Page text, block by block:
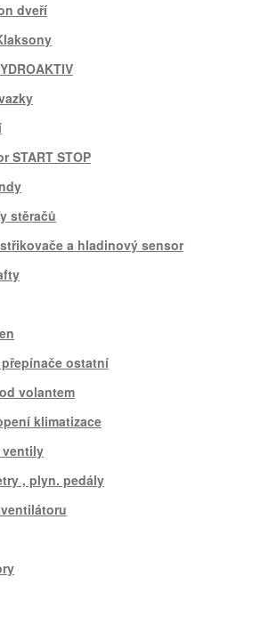
dveří
START STOP
stěračů
a hladinový sensor
ostatní
volantem
klimatizace
ventily
, plyn. pedály